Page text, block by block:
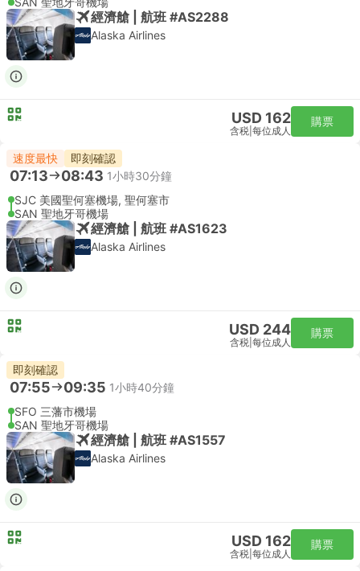
經濟艙 | 航班 #AS2288
Alaska Airlines
USD 162
含税 每位成人
購票
速度最快 即刻確認
07:13 08:43 1小時30分鐘
SJC 美國聖何塞機場, 聖何塞市
SAN 聖地牙哥機場
經濟艙 | 航班 #AS1623
Alaska Airlines
USD 244
含税 每位成人
購票
即刻確認
07:55 09:35 1小時40分鐘
SFO 三藩市機場
SAN 聖地牙哥機場
經濟艙 | 航班 #AS1557
Alaska Airlines
USD 162
含税 每位成人
購票